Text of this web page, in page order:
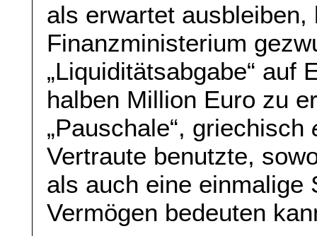
als erwartet ausbleiben,
Finanzministerium
„Liquiditätsabgabe“ auf
halben Million Euro zu
„Pauschale“, griechisch
Vertraute benutzte,
als auch eine einmalige
Vermögen bedeuten